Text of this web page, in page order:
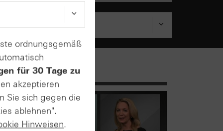
ordnungsgemäß
für 30 Tage zu
akzeptieren
Sie sich gegen die
ablehnen".
Hinweisen.